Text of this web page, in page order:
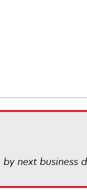
next business